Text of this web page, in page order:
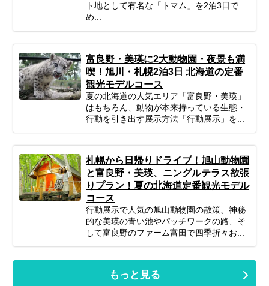
ト地として有名な「トマム」を2泊3日で
め...
富良野・美瑛に2大動物園・夜景も満
喫！旭川・札幌2泊3日 北海道の定番
観光モデルコース
夏の北海道の人気エリア「富良野・美瑛」
はもちろん、動物が本来持っている生態・
行動を引き出す展示方法「行動展示」を...
札幌から日帰りドライブ！旭山動物園
と富良野・美瑛、ニングルテラス欲張
りプラン！夏の北海道定番観光モデル
コース
行動展示で人気の旭山動物園の散策、神秘
的な美瑛の青い池やパッチワークの路、そ
して富良野のファーム富田で四季折々お...
もっと見る